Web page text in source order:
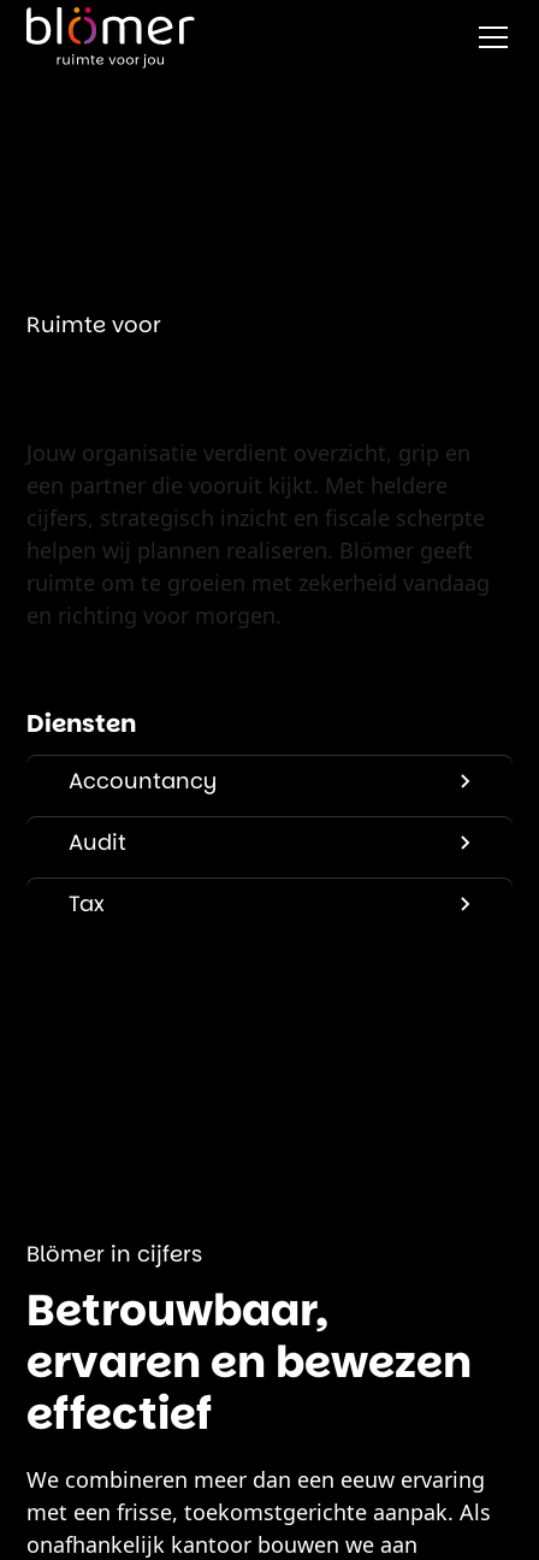
Ruimte voor
Jouw organisatie verdient overzicht, grip en
een partner die vooruit kijkt. Met heldere
cijfers, strategisch inzicht en fiscale scherpte
helpen wij plannen realiseren. Blömer geeft
ruimte om te groeien met zekerheid vandaag
en richting voor morgen.
Diensten
Accountancy
Audit
Tax
Blömer in cijfers
Betrouwbaar,
ervaren en bewezen
effectief
We combineren meer dan een eeuw ervaring
met een frisse, toekomstgerichte aanpak. Als
onafhankelijk kantoor bouwen we aan